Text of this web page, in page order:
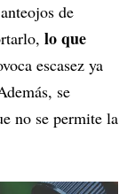
de
lo que
escasez ya
se
no se permite la